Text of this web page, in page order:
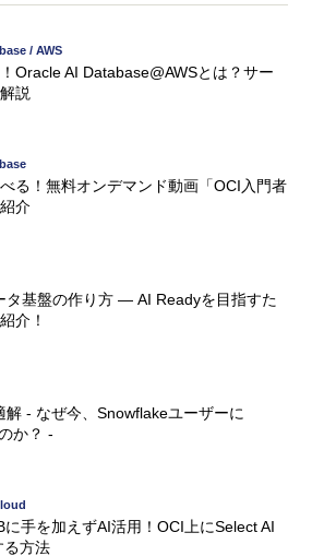
/ AWS
Oracle AI Database@AWSとは？サー
説
る！無料オンデマンド動画「OCI入門者
介
タ基盤の作り方 ― AI Readyを目指すた
介！
解 - なぜ今、Snowflakeユーザーに
か？ -
に手を加えずAI活用！OCI上にSelect AI
る方法